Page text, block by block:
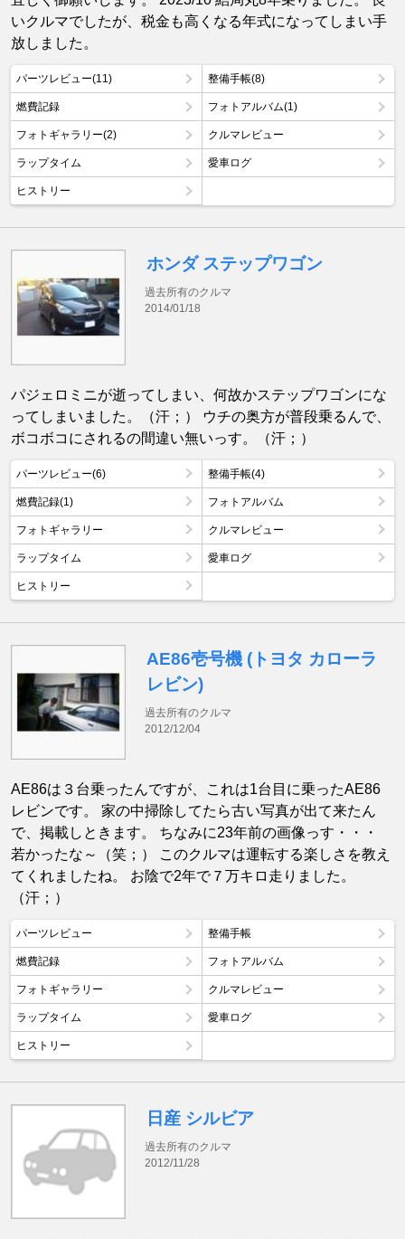
いクルマでしたが、税金も高くなる年式になってしまい手
放しました。
パーツレビュー(11) 整備手帳(8)
燃費記録 フォトアルバム(1)
フォトギャラリー(2) クルマレビュー
ラップタイム 愛車ログ
ヒストリー
ホンダ ステップワゴン
過去所有のクルマ
2014/01/18
パジェロミニが逝ってしまい、何故かステップワゴンにな
ってしまいました。（汗；） ウチの奥方が普段乗るんで、
ボコボコにされるの間違い無いっす。（汗；）
パーツレビュー(6) 整備手帳(4)
燃費記録(1) フォトアルバム
フォトギャラリー クルマレビュー
ラップタイム 愛車ログ
ヒストリー
AE86壱号機 (トヨタ カローラ
レビン)
過去所有のクルマ
2012/12/04
AE86は３台乗ったんですが、これは1台目に乗ったAE86
レビンです。 家の中掃除してたら古い写真が出て来たん
で、掲載しときます。 ちなみに23年前の画像っす・・・
若かったな～（笑；） このクルマは運転する楽しさを教え
てくれましたね。 お陰で2年で７万キロ走りました。
（汗；）
パーツレビュー 整備手帳
燃費記録 フォトアルバム
フォトギャラリー クルマレビュー
ラップタイム 愛車ログ
ヒストリー
日産 シルビア
過去所有のクルマ
2012/11/28